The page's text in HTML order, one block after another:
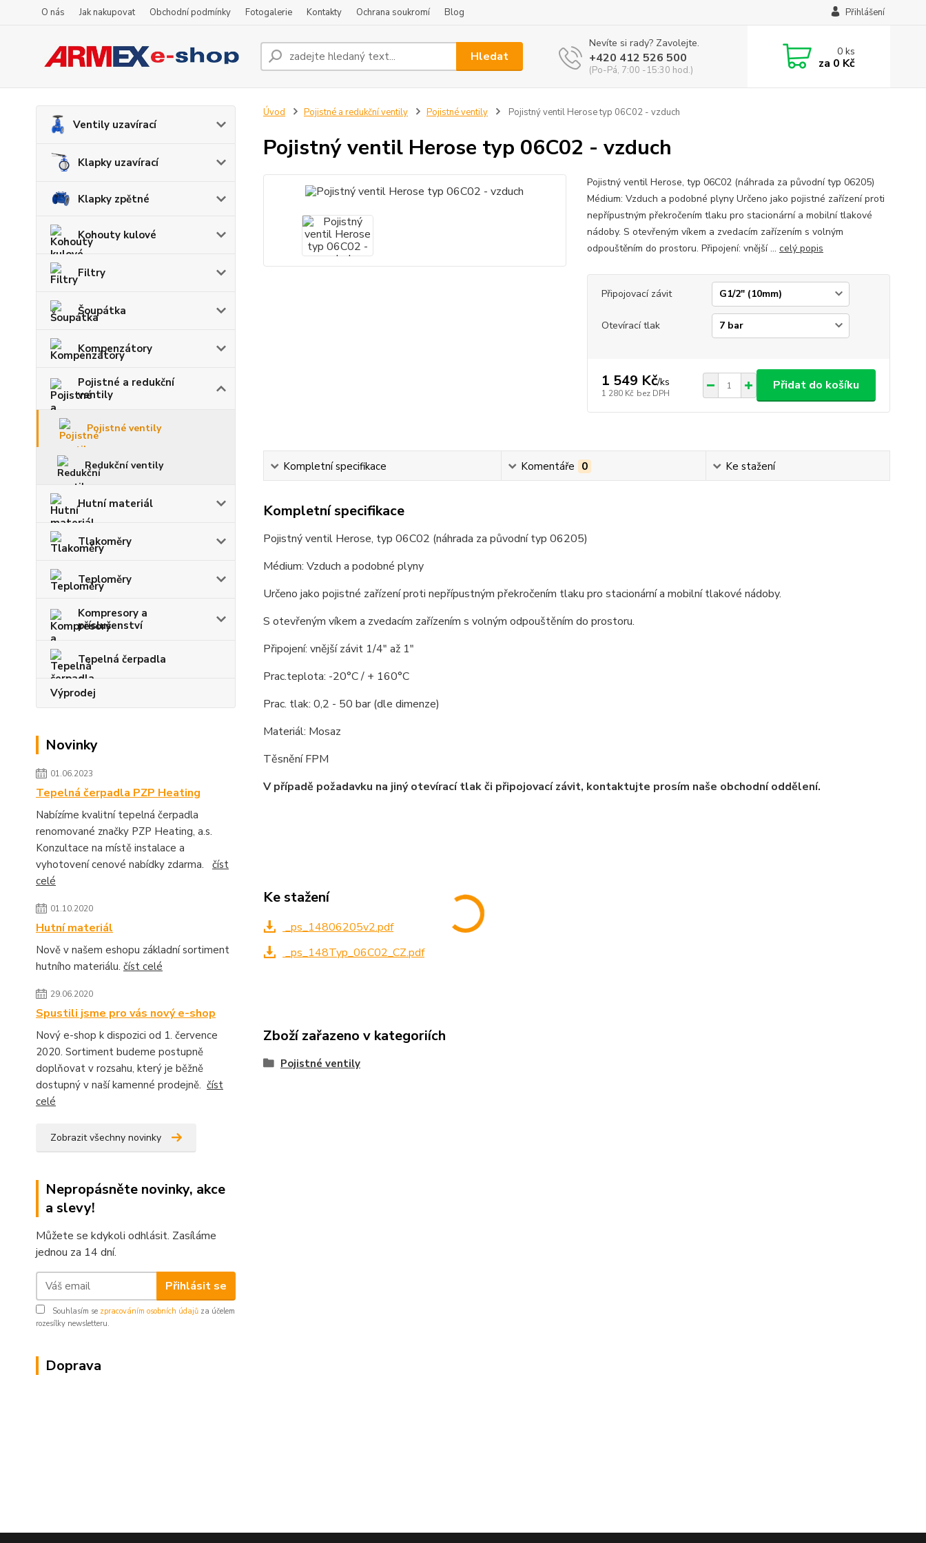
O nás Jak nakupovat Obchodní podmínky Fotogalerie Kontakty Ochrana soukromí Blog Přihlášení
Hledat
Nevíte si rady? Zavolejte.
+420 412 526 500
(Po-Pá, 7:00 -15:30 hod.)
0ks
za 0 Kč
Ventily uzavírací
Klapky uzavírací
Klapky zpětné
Kohouty kulové
Filtry
Šoupátka
Kompenzátory
Pojistné a redukční
ventily
Pojistné ventily
Redukční ventily
Hutní materiál
Tlakoměry
Teploměry
Kompresory a
příslušenství
Tepelná čerpadla
Výprodej
Novinky
01.06.2023
Tepelná čerpadla PZP Heating
Nabízíme kvalitní tepelná čerpadla
renomované značky PZP Heating, a.s.
Konzultace na místě instalace a
vyhotovení cenové nabídky zdarma. číst
celé
01.10.2020
Hutní materiál
Nově v našem eshopu základní sortiment
hutního materiálu. číst celé
29.06.2020
Spustili jsme pro vás nový e-shop
Nový e-shop k dispozici od 1. července
2020. Sortiment budeme postupně
doplňovat v rozsahu, který je běžně
dostupný v naší kamenné prodejně. číst
celé
Zobrazit všechny novinky
Nepropásněte novinky, akce
a slevy!
Můžete se kdykoli odhlásit. Zasíláme
jednou za 14 dní.
Přihlásit se
Souhlasím se zpracováním osobních údajů za účelem
rozesílky newsletteru.
Doprava
Úvod Pojistné a redukční ventily Pojistné ventily Pojistný ventil Herose typ 06C02 - vzduch
Pojistný ventil Herose typ 06C02 - vzduch
Pojistný ventil Herose, typ 06C02 (náhrada za původní typ 06205)
Médium: Vzduch a podobné plyny Určeno jako pojistné zařízení proti
nepřípustným překročením tlaku pro stacionární a mobilní tlakové
nádoby. S otevřeným víkem a zvedacím zařízením s volným
odpouštěním do prostoru. Připojení: vnější ... celý popis
Připojovací závit
Otevírací tlak
1 549 Kč/ks
1 280 Kč bez DPH
Přidat do košíku
Kompletní specifikace Komentáře 0 Ke stažení
Kompletní specifikace
Pojistný ventil Herose, typ 06C02 (náhrada za původní typ 06205)
Médium: Vzduch a podobné plyny
Určeno jako pojistné zařízení proti nepřípustným překročením tlaku pro stacionární a mobilní tlakové nádoby.
S otevřeným víkem a zvedacím zařízením s volným odpouštěním do prostoru.
Připojení: vnější závit 1/4" až 1"
Prac.teplota: -20°C / + 160°C
Prac. tlak: 0,2 - 50 bar (dle dimenze)
Materiál: Mosaz
Těsnění FPM
V případě požadavku na jiný otevírací tlak či připojovací závit, kontaktujte prosím naše obchodní oddělení.
Ke stažení
_ps_14806205v2.pdf
_ps_148Typ_06C02_CZ.pdf
Zboží zařazeno v kategoriích
Pojistné ventily